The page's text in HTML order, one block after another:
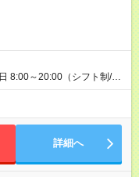
1日150個配達×25日勤務
8:00～20:00（シフト制/実
は週4も有り） ※配達状況に
件により多少の前後あり
詳細へ